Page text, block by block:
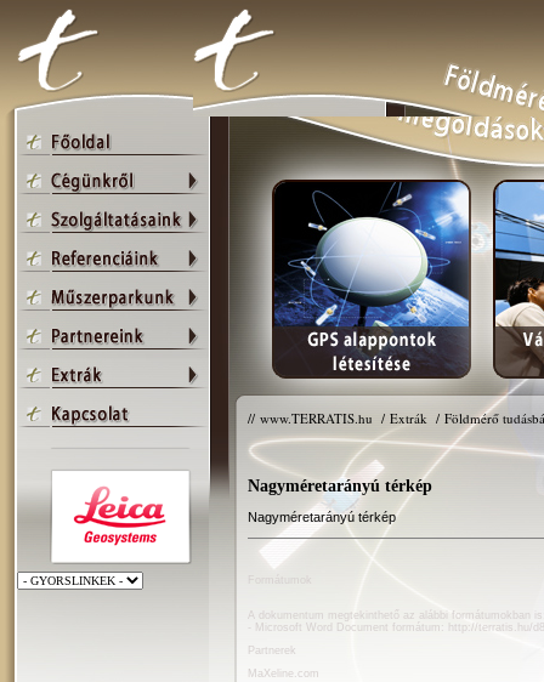
// www.TERRATIS.hu / Extrák / Földmérő
Nagyméretarányú térkép
Nagyméretarányú térkép
A dokumentum megtekinthető az alábbi formátumokban
- Microsoft Word Document formátum:
http://terratis.hu/
Partnerek
MaXeline.com